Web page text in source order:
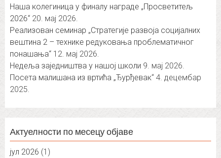
Наша колегиница у финалу награде „Просветитељ
2026“ 20. мај 2026.
Реализован семинар „Стратегије развоја социјалних
вештина 2 – технике редуковања проблематичног
понашања“ 12. мај 2026.
Недеља заједништва у нашој школи 9. мај 2026.
Посета малишана из вртића „Ђурђевак“ 4. децембар
2025.
Актуелности по месецу објаве
јул 2026 (1)